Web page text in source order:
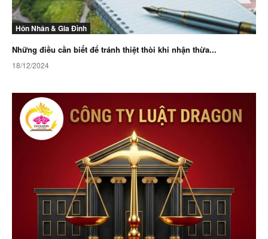
Hôn Nhân & Gia Đình
Những điều cần biết để tránh thiệt thòi khi nhận thừa...
18/12/2024